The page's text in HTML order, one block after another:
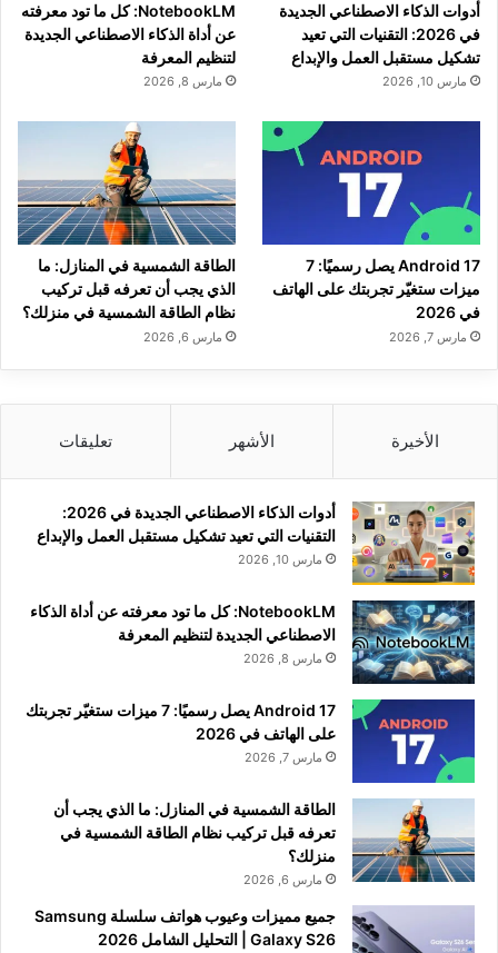
أدوات الذكاء الاصطناعي الجديدة
في 2026: التقنيات التي تعيد
تشكيل مستقبل العمل والإبداع
مارس 10, 2026
NotebookLM: كل ما تود معرفته
عن أداة الذكاء الاصطناعي الجديدة
لتنظيم المعرفة
مارس 8, 2026
Android 17 يصل رسميًا: 7
ميزات ستغيّر تجربتك على الهاتف
في 2026
مارس 7, 2026
الطاقة الشمسية في المنازل: ما
الذي يجب أن تعرفه قبل تركيب
نظام الطاقة الشمسية في منزلك؟
مارس 6, 2026
الأخيرة الأشهر تعليقات
أدوات الذكاء الاصطناعي الجديدة في 2026:
التقنيات التي تعيد تشكيل مستقبل العمل والإبداع
مارس 10, 2026
NotebookLM: كل ما تود معرفته عن أداة الذكاء
الاصطناعي الجديدة لتنظيم المعرفة
مارس 8, 2026
Android 17 يصل رسميًا: 7 ميزات ستغيّر تجربتك
على الهاتف في 2026
مارس 7, 2026
الطاقة الشمسية في المنازل: ما الذي يجب أن
تعرفه قبل تركيب نظام الطاقة الشمسية في
منزلك؟
مارس 6, 2026
جميع مميزات وعيوب هواتف سلسلة Samsung
Galaxy S26 | التحليل الشامل 2026